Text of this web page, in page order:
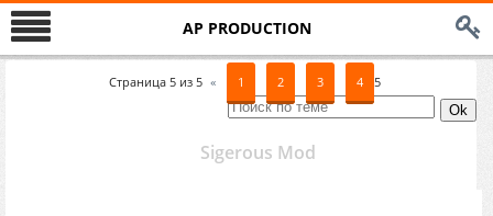
AP PRODUCTION
Страница 5 из 5 « 1 2 3 4 5
Sigerous Mod